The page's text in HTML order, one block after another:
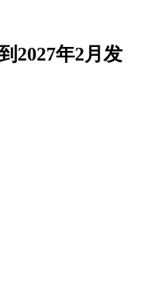
2027年2月发